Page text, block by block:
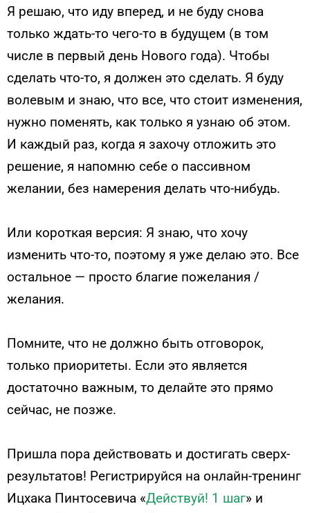
Я решаю, что иду вперед, и не буду снова
только ждать-то чего-то в будущем (в том
числе в первый день Нового года). Чтобы
сделать что-то, я должен это сделать. Я буду
волевым и знаю, что все, что стоит изменения,
нужно поменять, как только я узнаю об этом.
И каждый раз, когда я захочу отложить это
решение, я напомню себе о пассивном
желании, без намерения делать что-нибудь.
Или короткая версия: Я знаю, что хочу
изменить что-то, поэтому я уже делаю это. Все
остальное — просто благие пожелания /
желания.
Помните, что не должно быть отговорок,
только приоритеты. Если это является
достаточно важным, то делайте это прямо
сейчас, не позже.
Пришла пора действовать и достигать сверх-
результатов! Регистрируйся на онлайн-тренинг
Ицхака Пинтосевича «Действуй! 1 шаг» и